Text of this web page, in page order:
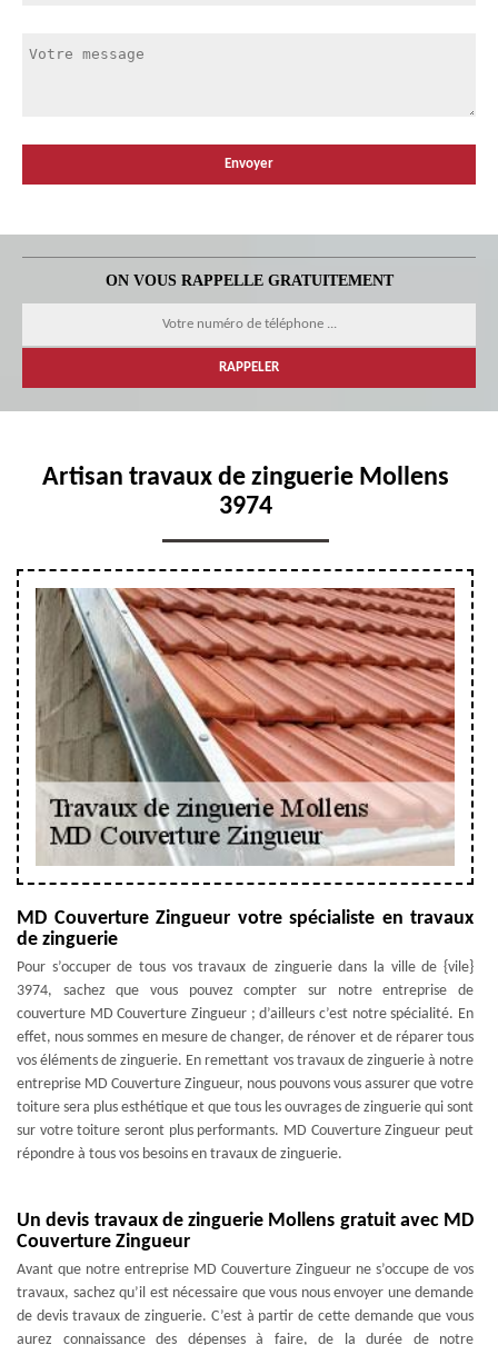
ON VOUS RAPPELLE GRATUITEMENT
Artisan travaux de zinguerie Mollens
3974
MD Couverture Zingueur votre spécialiste en travaux
de zinguerie
Pour s’occuper de tous vos travaux de zinguerie dans la ville de {vile}
3974, sachez que vous pouvez compter sur notre entreprise de
couverture MD Couverture Zingueur ; d’ailleurs c’est notre spécialité. En
effet, nous sommes en mesure de changer, de rénover et de réparer tous
vos éléments de zinguerie. En remettant vos travaux de zinguerie à notre
entreprise MD Couverture Zingueur, nous pouvons vous assurer que votre
toiture sera plus esthétique et que tous les ouvrages de zinguerie qui sont
sur votre toiture seront plus performants. MD Couverture Zingueur peut
répondre à tous vos besoins en travaux de zinguerie.
Un devis travaux de zinguerie Mollens gratuit avec MD
Couverture Zingueur
Avant que notre entreprise MD Couverture Zingueur ne s’occupe de vos
travaux, sachez qu’il est nécessaire que vous nous envoyer une demande
de devis travaux de zinguerie. C’est à partir de cette demande que vous
aurez connaissance des dépenses à faire, de la durée de notre